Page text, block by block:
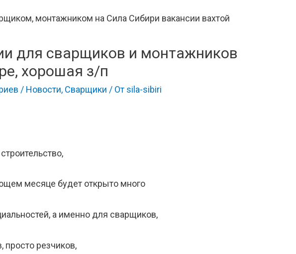
для сварщиков и монтажников
хорошая з/п
/ Новости, Сварщики / От sila-sibiri
месяце будет открыто много
а именно для сварщиков,
просто резчиков,